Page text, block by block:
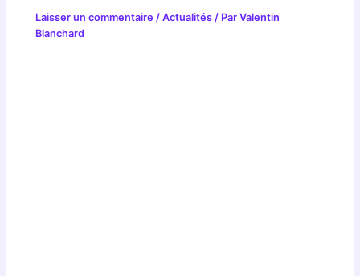
Laisser un commentaire /Actualités / ParValentin
Blanchard